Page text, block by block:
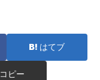
はてブ
コピー